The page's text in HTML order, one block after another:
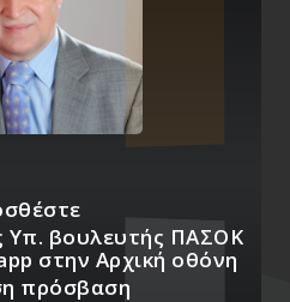
τώρα:
Media Σύνδεσμοι
Υπ. βουλευτής ΠΑΣΟΚ
στην Αρχική οθόνη
πρόσβαση